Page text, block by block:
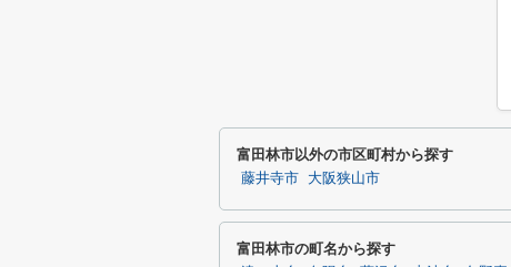
富田林市以外の市区町村から探す
藤井寺市 大阪狭山市
富田林市の町名から探す